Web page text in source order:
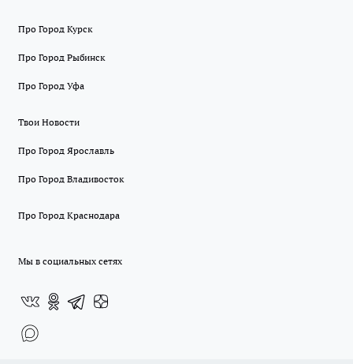
Про Город Курск
Про Город Рыбинск
Про Город Уфа
Твои Новости
Про Город Ярославль
Про Город Владивосток
Про Город Краснодара
Мы в социальных сетях